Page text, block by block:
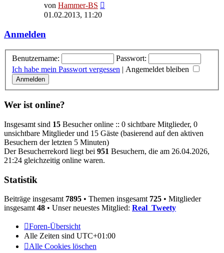
von Hammer-BS
01.02.2013, 11:20
Anmelden
Benutzername:
Passwort:
Ich habe mein Passwort vergessen | Angemeldet bleiben
Wer ist online?
Insgesamt sind 15 Besucher online :: 0 sichtbare Mitglieder, 0
unsichtbare Mitglieder und 15 Gäste (basierend auf den aktiven
Besuchern der letzten 5 Minuten)
Der Besucherrekord liegt bei 951 Besuchern, die am 26.04.2026,
21:24 gleichzeitig online waren.
Statistik
Beiträge insgesamt 7895 • Themen insgesamt 725 • Mitglieder
insgesamt 48 • Unser neuestes Mitglied: Real_Tweety
Foren-Übersicht
Alle Zeiten sind UTC+01:00
Alle Cookies löschen